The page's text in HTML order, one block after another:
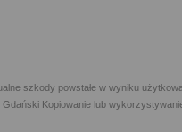
szkody powstałe w wyniku
Kopiowanie lub